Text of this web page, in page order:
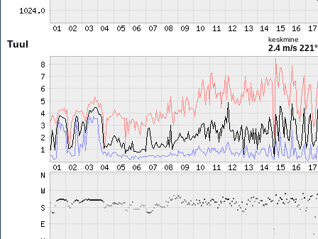
Tuul keskmine
2.4 m/s 221°